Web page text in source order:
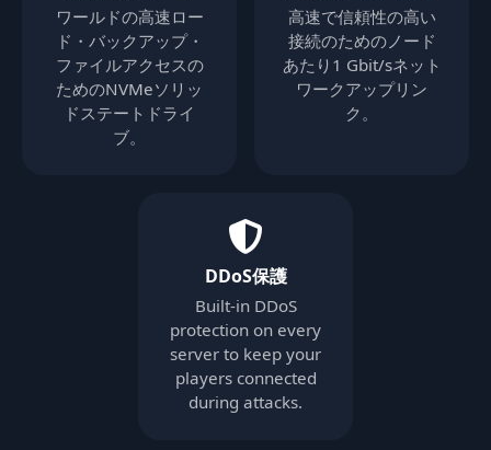
ワールドの高速ロー
ド・バックアップ・
ファイルアクセスの
ためのNVMeソリッ
ドステートドライ
ブ。
高速で信頼性の高い
接続のためのノード
あたり1 Gbit/sネット
ワークアップリン
ク。
DDoS保護
Built-in DDoS
protection on every
server to keep your
players connected
during attacks.